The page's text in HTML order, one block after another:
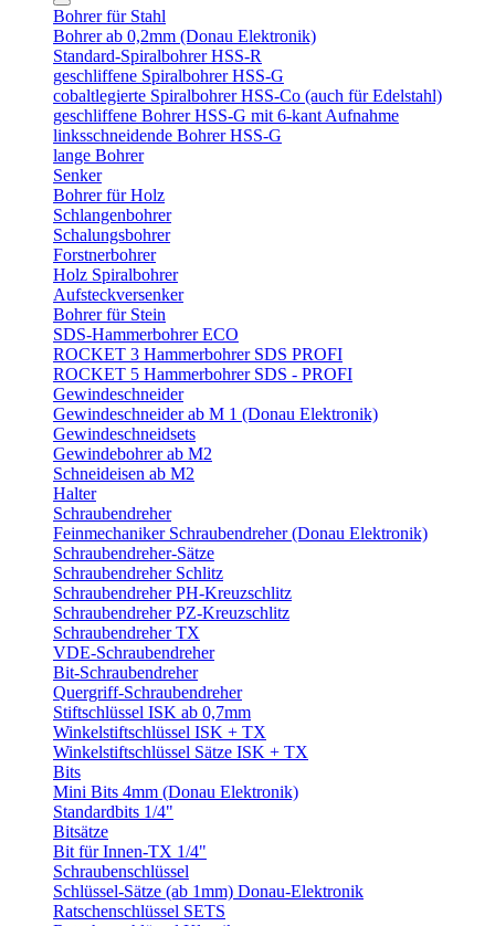
Bohrer für Stahl
Bohrer ab 0,2mm (Donau Elektronik)
Standard-Spiralbohrer HSS-R
geschliffene Spiralbohrer HSS-G
cobaltlegierte Spiralbohrer HSS-Co (auch für Edelstahl)
geschliffene Bohrer HSS-G mit 6-kant Aufnahme
linksschneidende Bohrer HSS-G
lange Bohrer
Senker
Bohrer für Holz
Schlangenbohrer
Schalungsbohrer
Forstnerbohrer
Holz Spiralbohrer
Aufsteckversenker
Bohrer für Stein
SDS-Hammerbohrer ECO
ROCKET 3 Hammerbohrer SDS PROFI
ROCKET 5 Hammerbohrer SDS - PROFI
Gewindeschneider
Gewindeschneider ab M 1 (Donau Elektronik)
Gewindeschneidsets
Gewindebohrer ab M2
Schneideisen ab M2
Halter
Schraubendreher
Feinmechaniker Schraubendreher (Donau Elektronik)
Schraubendreher-Sätze
Schraubendreher Schlitz
Schraubendreher PH-Kreuzschlitz
Schraubendreher PZ-Kreuzschlitz
Schraubendreher TX
VDE-Schraubendreher
Bit-Schraubendreher
Quergriff-Schraubendreher
Stiftschlüssel ISK ab 0,7mm
Winkelstiftschlüssel ISK + TX
Winkelstiftschlüssel Sätze ISK + TX
Bits
Mini Bits 4mm (Donau Elektronik)
Standardbits 1/4"
Bitsätze
Bit für Innen-TX 1/4"
Schraubenschlüssel
Schlüssel-Sätze (ab 1mm) Donau-Elektronik
Ratschenschlüssel SETS